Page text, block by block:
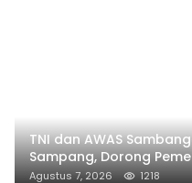
TNI dan AWAS
Sampang, Dorong
Agustus 7, 2026 1218